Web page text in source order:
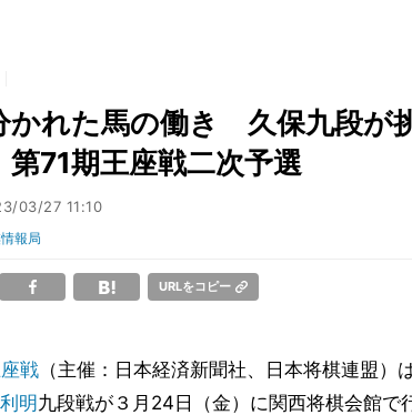
かれた馬の働き 久保九段が
71期王座戦二次予選
03/27 11:10
報局
URLをコピー
戦 （主催：日本経済新聞社、日本将棋連盟）
明九段戦が３月24日（金）に関西将棋会館で